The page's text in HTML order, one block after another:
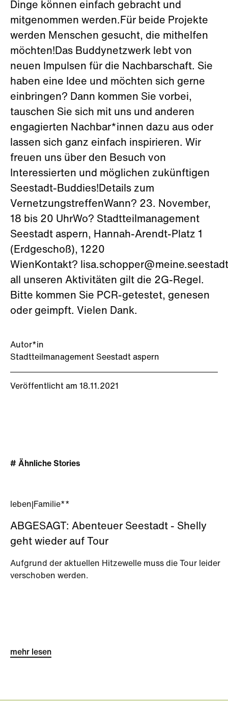
Autor*in
Stadtteilmanagement Seestadt aspern
Veröffentlicht am 18.11.2021
Dinge können einfach gebracht und
mitgenommen werden.Für beide Projekte
werden Menschen gesucht, die mithelfen
möchten!Das Buddynetzwerk lebt von
neuen Impulsen für die Nachbarschaft. Sie
haben eine Idee und möchten sich gerne
einbringen? Dann kommen Sie vorbei,
tauschen Sie sich mit uns und anderen
engagierten Nachbar*innen dazu aus oder
lassen sich ganz einfach inspirieren. Wir
freuen uns über den Besuch von
Interessierten und möglichen zukünftigen
Seestadt-Buddies!Details zum
VernetzungstreffenWann? 23. November,
18 bis 20 UhrWo? Stadtteilmanagement
Seestadt aspern, Hannah-Arendt-Platz 1
(Erdgeschoß), 1220
WienKontakt?
all unseren Aktivitäten gilt die 2G-Regel.
Bitte kommen Sie PCR-getestet, genesen
oder geimpft. Vielen Dank.
# Ähnliche Stories
leben Familie**
ABGESAGT: Abenteuer Seestadt - Shelly
geht wieder auf Tour
Aufgrund der aktuellen Hitzewelle muss die Tour leider
verschoben werden.
mehr lesen